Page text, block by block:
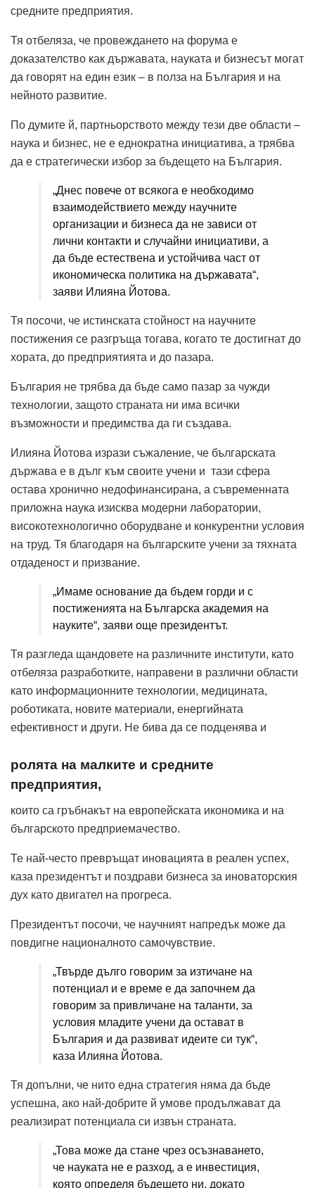
средните предприятия.
Тя отбеляза, че провеждането на форума е
доказателство как държавата, науката и бизнесът могат
да говорят на един език – в полза на България и на
нейното развитие.
По думите й, партньорството между тези две области –
наука и бизнес, не е еднократна инициатива, а трябва
да е стратегически избор за бъдещето на България.
„Днес повече от всякога е необходимо
взаимодействието между научните
организации и бизнеса да не зависи от
лични контакти и случайни инициативи, а
да бъде естествена и устойчива част от
икономическа политика на държавата“,
заяви Илияна Йотова.
Тя посочи, че истинската стойност на научните
постижения се разгръща тогава, когато те достигнат до
хората, до предприятията и до пазара.
България не трябва да бъде само пазар за чужди
технологии, защото страната ни има всички
възможности и предимства да ги създава.
Илияна Йотова изрази съжаление, че българската
държава е в дълг към своите учени и тази сфера
остава хронично недофинансирана, а съвременната
приложна наука изисква модерни лаборатории,
високотехнологично оборудване и конкурентни условия
на труд. Тя благодаря на българските учени за тяхната
отдаденост и призвание.
„Имаме основание да бъдем горди и с
постиженията на Българска академия на
науките“, заяви още президентът.
Тя разгледа щандовете на различните институти, като
отбеляза разработките, направени в различни области
като информационните технологии, медицината,
роботиката, новите материали, енергийната
ефективност и други. Не бива да се подценява и
ролята на малките и средните
предприятия,
които са гръбнакът на европейската икономика и на
българското предприемачество.
Те най-често превръщат иновацията в реален успех,
каза президентът и поздрави бизнеса за иноваторския
дух като двигател на прогреса.
Президентът посочи, че научният напредък може да
повдигне националното самочувствие.
„Твърде дълго говорим за изтичане на
потенциал и е време е да започнем да
говорим за привличане на таланти, за
условия младите учени да остават в
България и да развиват идеите си тук“,
каза Илияна Йотова.
Тя допълни, че нито една стратегия няма да бъде
успешна, ако най-добрите й умове продължават да
реализират потенциала си извън страната.
„Това може да стане чрез осъзнаването,
че науката не е разход, а е инвестиция,
която определя бъдещето ни, докато